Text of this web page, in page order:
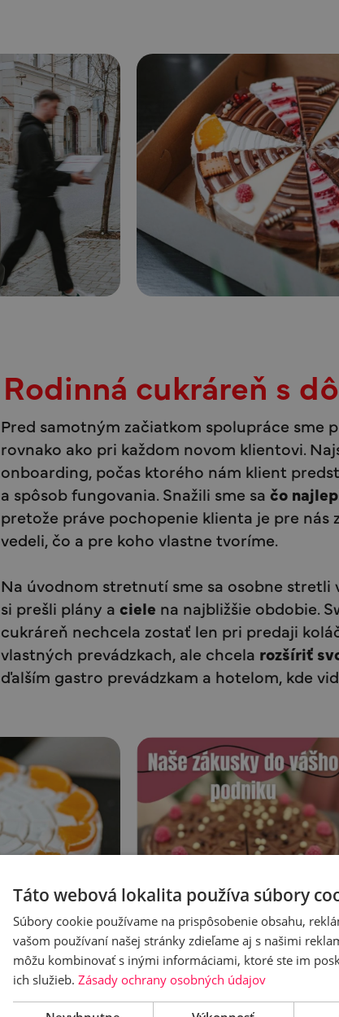
Rodinná cukráreň s
Pred samotným začiatkom spolupráce sme
rovnako ako pri každom novom klientovi.
onboarding, počas ktorého nám klient
a spôsob fungovania. Snažili sme sa čo
pretože práve pochopenie klienta je pre nás
vedeli, čo a pre koho vlastne tvoríme.
Na úvodnom stretnutí sme sa osobne stretli
si prešli plány a ciele na najbližšie obdobie.
cukráreň nechcela zostať len pri predaji
vlastných prevádzkach, ale chcela rozšíriť
ďalším gastro prevádzkam a hotelom, kde
Táto webová lokalita používa súbory
Súbory cookie používame na prispôsobenie obsahu,
vašom používaní našej stránky zdieľame aj s našimi
môžu kombinovať s inými informáciami, ktoré ste im
ich služieb. Zásady ochrany osobných údajov